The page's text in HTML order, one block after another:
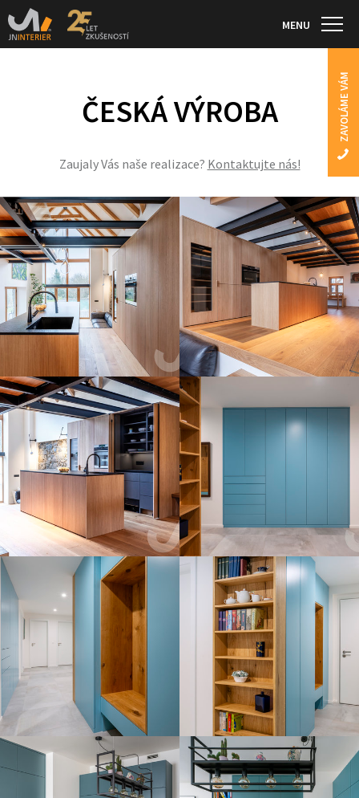
ZAVOLÁME VÁM
MENU
ČESKÁ VÝROBA
Zaujaly Vás naše realizace? Kontaktujte nás!